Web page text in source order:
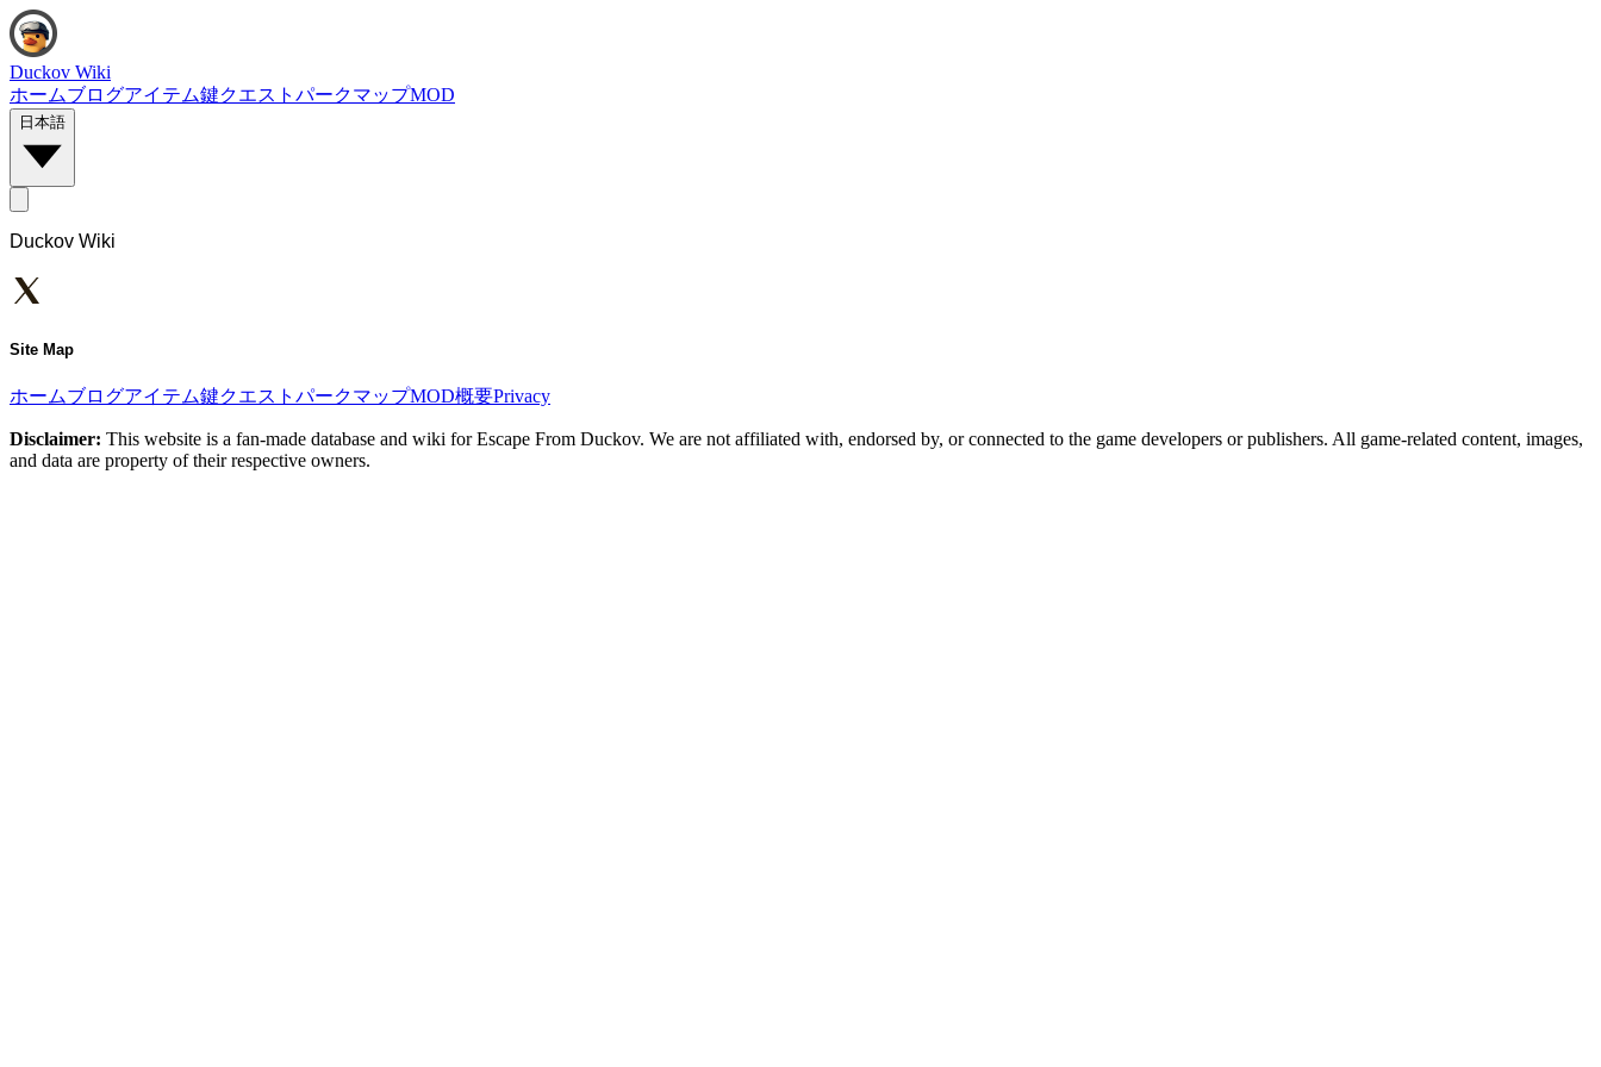
Duckov Wiki
ホームブログアイテム鍵クエスト パークマップMOD
日本語
Duckov Wiki
Site Map
ホームブログアイテム鍵クエスト パークマップMOD概要Privacy
Disclaimer: This website is a fan-made database and wiki for Escape From Duckov. We are not affiliated with, endorsed by, or connected to the game developers or publishers. All game-related content, images,
and data are property of their respective owners.